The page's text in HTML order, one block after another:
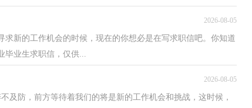
2026-08-05
新的工作机会的时候，现在的你想必是在写求职信吧。你知道
毕业生求职信，仅供...
2026-08-05
及防，前方等待着我们的将是新的工作机会和挑战，这时候，